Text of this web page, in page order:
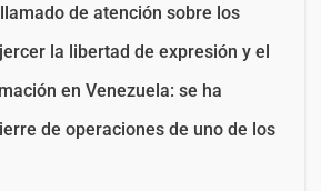
de atención sobre los
la libertad de expresión y el
en Venezuela: se ha
de operaciones de uno de los